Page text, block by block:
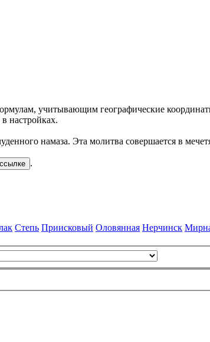
учитывающим географические
настройках.
намаза. Эта молитва совершается в
ссылке .
Степь Приисковый Оловянная Нерчинск